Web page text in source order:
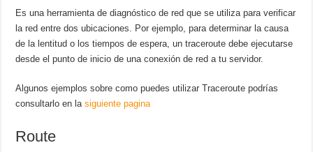
Es una herramienta de diagnóstico de red que se utiliza para verificar
la red entre dos ubicaciones. Por ejemplo, para determinar la causa
de la lentitud o los tiempos de espera, un traceroute debe ejecutarse
desde el punto de inicio de una conexión de red a tu servidor.
Algunos ejemplos sobre como puedes utilizar Traceroute podrías
consultarlo en la siguiente pagina
Route